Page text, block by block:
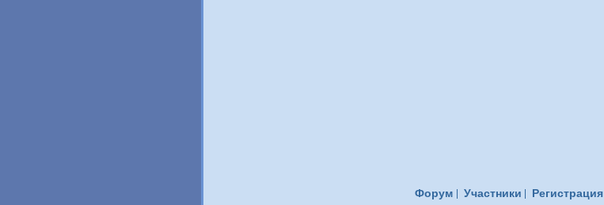
Форум Участники Регистрация